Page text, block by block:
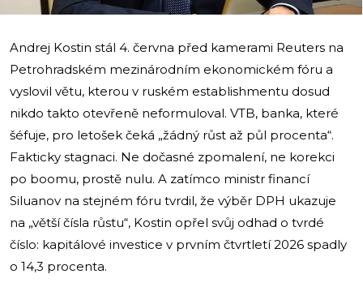
Andrej Kostin stál 4. června před kamerami Reuters na
Petrohradském mezinárodním ekonomickém fóru a
vyslovil větu, kterou v ruském establishmentu dosud
nikdo takto otevřeně neformuloval. VTB, banka, které
šéfuje, pro letošek čeká „žádný růst až půl procenta“.
Fakticky stagnaci. Ne dočasné zpomalení, ne korekci
po boomu, prostě nulu. A zatímco ministr financí
Siluanov na stejném fóru tvrdil, že výběr DPH ukazuje
na „větší čísla růstu“, Kostin opřel svůj odhad o tvrdé
číslo: kapitálové investice v prvním čtvrtletí 2026 spadly
o 14,3 procenta.